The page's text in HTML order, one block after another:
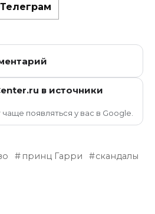
Телеграм
в источники
появляться у вас в Google.
принц Гарри
скандалы